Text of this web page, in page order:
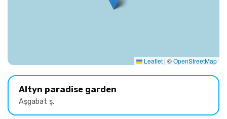
Leaflet | ©OpenStreetMap
Altyn paradise garden
Aşgabat ş.